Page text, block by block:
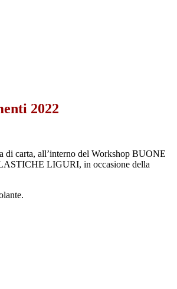
2022
di carta, all’interno del Workshop BUONE
LIGURI, in occasione della